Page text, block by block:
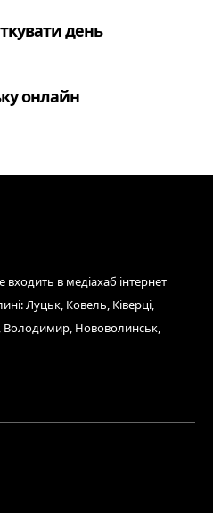
день
онлайн
в медіахаб інтернет
Луцьк, Ковель, Ківерці,
Нововолинськ,